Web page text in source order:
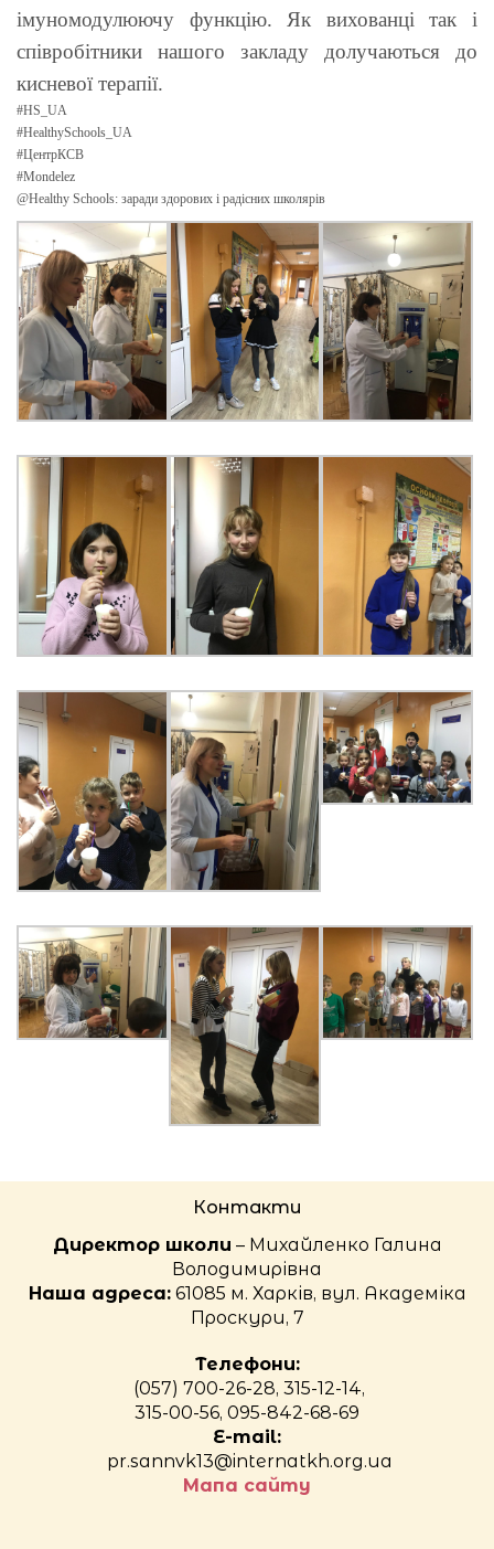
імуномодулюючу функцію. Як вихованці так і
співробітники нашого закладу долучаються до
кисневої терапії.
#HS_UA
#HealthySchools_UA
#ЦентрКСВ
#Mondelez
@Healthy Schools: заради здорових і радісних школярів
Контакти
Директор школи – Михайленко Галина
Володимирівна
Наша адреса:61085 м. Харків, вул. Академіка
Проскури, 7
Телефони:
(057) 700-26-28, 315-12-14,
315-00-56, 095-842-68-69
E-mail:
pr.sannvk13@internatkh.org.ua
Мапа сайту